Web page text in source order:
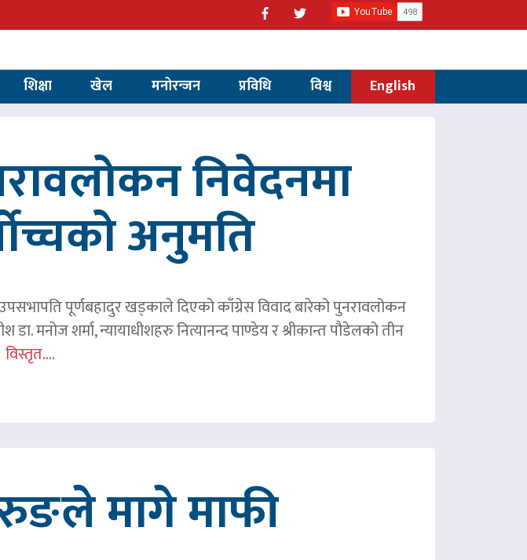
शिक्षा खेल मनोरन्जन प्रविधि विश्व English
निवेदनमा
अनुमति
पूर्णबहादुर खड्काले दिएको काँग्रेस विवाद बारेको पुनरावलोकन
मनोज शर्मा, न्यायाधीशहरु नित्यानन्द पाण्डेय र श्रीकान्त पौडेलको तीन
विस्तृत....
मागे माफी